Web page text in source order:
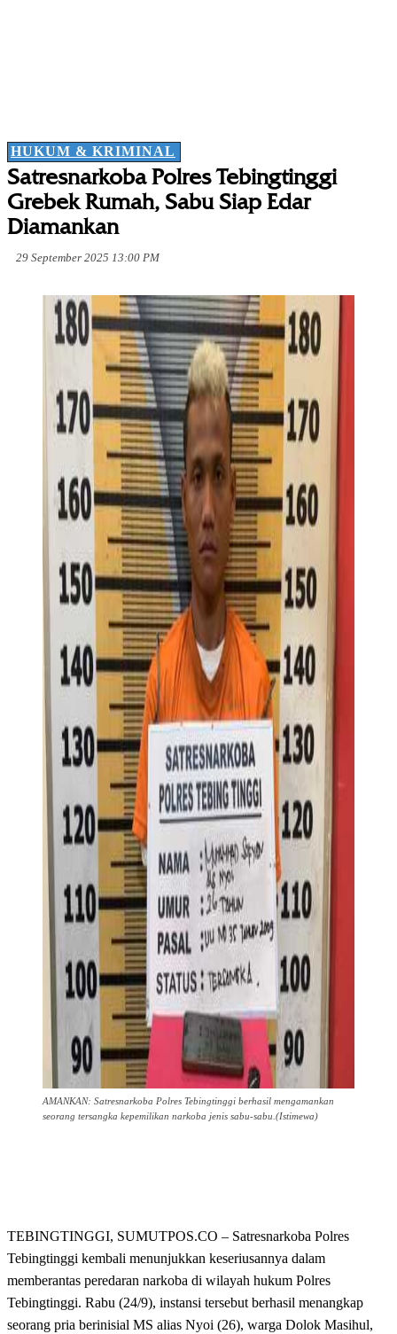
HUKUM & KRIMINAL
Satresnarkoba Polres Tebingtinggi
Grebek Rumah, Sabu Siap Edar
Diamankan
29 September 2025 13:00 PM
AMANKAN: Satresnarkoba Polres Tebingtinggi berhasil mengamankan
seorang tersangka kepemilikan narkoba jenis sabu-sabu.(Istimewa)
TEBINGTINGGI, SUMUTPOS.CO – Satresnarkoba Polres
Tebingtinggi kembali menunjukkan keseriusannya dalam
memberantas peredaran narkoba di wilayah hukum Polres
Tebingtinggi. Rabu (24/9), instansi tersebut berhasil menangkap
seorang pria berinisial MS alias Nyoi (26), warga Dolok Masihul,